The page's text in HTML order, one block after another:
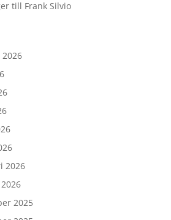
till Frank Silvio
2026
2025